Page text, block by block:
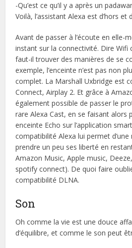
-Qu’est ce qu’il y a après un
Voilà, l’assistant Alexa est d’hors et
Avant de passer à l’écoute en elle-
instant sur la connectivité. Dire Wifi
faut-il trouver des manières de se
exemple, l’enceinte n’est pas non
complet. La Marshall Uxbridge est
Connect, Airplay 2. Et grâce à
également possible de passer le
rare Alexa Cast, en se faisant alors
enceinte Echo sur l’application
compatibilité Alexa lui permet
prendre un peu ses liberté en
Amazon Music, Apple music,
spotify connect). De quoi faire
compatibilité DLNA.
Son
Oh comme la vie est une douce
d’équilibre, et comme le son peut